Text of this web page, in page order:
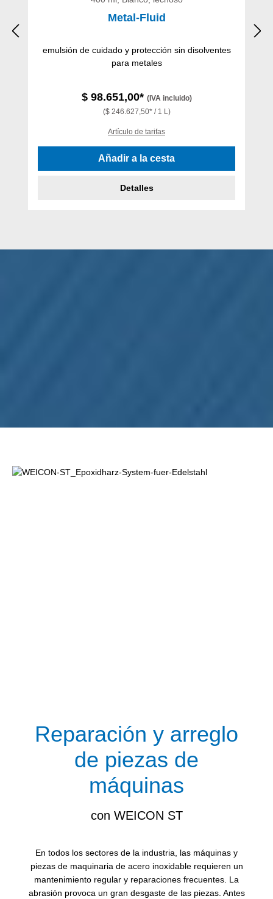
Metal-Fluid
emulsión de cuidado y protección sin disolventes
para metales
$ 98.651,00* (IVA incluido)
($ 246.627,50* / 1 L)
Artículo de tarifas
Añadir a la cesta
Detalles
Omitir galería de imágenes
Reparación y arreglo
de piezas de
máquinas
con WEICON ST
En todos los sectores de la industria, las máquinas y
piezas de maquinaria de acero inoxidable requieren un
mantenimiento regular y reparaciones frecuentes. La
abrasión provoca un gran desgaste de las piezas. Antes